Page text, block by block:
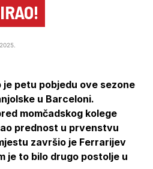
petu pobjedu ove sezone
u Barceloni.
momčadskog kolege
prednost u prvenstvu
završio je Ferrarijev
je to bilo drugo postolje u